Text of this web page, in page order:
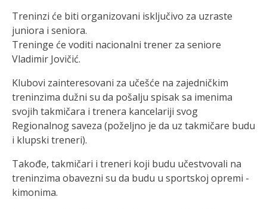
Treninzi će biti organizovani isključivo za uzraste
juniora i seniora.
Treninge će voditi nacionalni trener za seniore
Vladimir Jovičić.
Klubovi zainteresovani za učešće na zajedničkim
treninzima dužni su da pošalju spisak sa imenima
svojih takmičara i trenera kancelariji svog
Regionalnog saveza (poželjno je da uz takmičare budu
i klupski treneri).
Takođe, takmičari i treneri koji budu učestvovali na
treninzima obavezni su da budu u sportskoj opremi -
kimonima.